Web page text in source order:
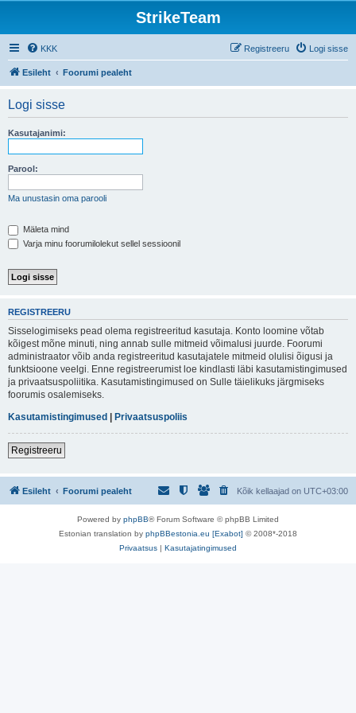
StrikeTeam
KKK Logi sisse
Registreeru
Esileht Foorumi pealeht
Logi sisse
Kasutajanimi:
Parool:
Ma unustasin oma parooli
Mäleta mind
Varja minu foorumilolekut sellel sessioonil
REGISTREERU
Sisselogimiseks pead olema registreeritud kasutaja. Konto loomine võtab
kõigest mõne minuti, ning annab sulle mitmeid võimalusi juurde. Foorumi
administraator võib anda registreeritud kasutajatele mitmeid olulisi õigusi ja
funktsioone veelgi. Enne registreerumist loe kindlasti läbi kasutamistingimused
ja privaatsuspoliitika. Kasutamistingimused on Sulle täielikuks järgmiseks
foorumis osalemiseks.
Kasutamistingimused | Privaatsuspoliis
Registreeru
Esileht Foorumi pealeht Kõik kellaajad on UTC+03:00
Powered by phpBB® Forum Software © phpBB Limited
Estonian translation by phpBBestonia.eu [Exabot] © 2008*-2018
Privaatsus | Kasutajatingimused